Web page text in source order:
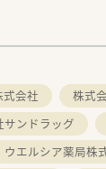
会社 株式
サンドラッグ
ウエルシア薬局株